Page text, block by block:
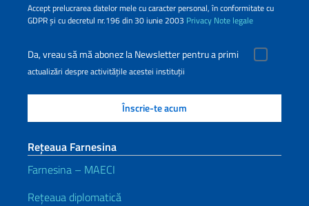
Accept prelucrarea datelor mele cu caracter personal, în conformitate cu
GDPR și cu decretul nr.196 din 30 iunie 2003 Privacy Note legale
Da, vreau să mă abonez la Newsletter pentru a primi
actualizări despre activitățile acestei instituții
Rețeaua Farnesina
Farnesina – MAECI
Rețeaua diplomatică